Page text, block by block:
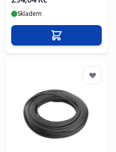
Skladem
Přidat do košíku